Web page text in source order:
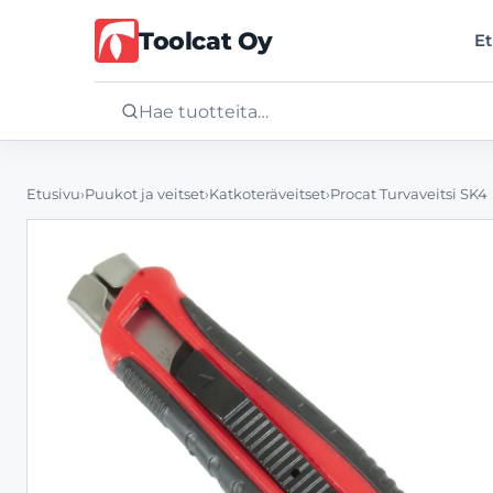
Toolcat Oy
Palvelut
Yritys
Yhteystiedot
Etusivu›Puukot ja veitset›Katkoteräveitset›Procat Turvaveitsi SK4